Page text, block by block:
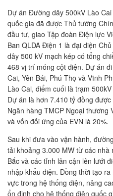
Dự án Đường dây 500kV Lào
quốc gia đã được Thủ tướng
đầu tư, giao Tập đoàn Điện lực
Ban QLDA Điện 1 là đại diện
dây 500 kV mạch kép có tổng
468 vị trí móng cột điện. Dự án
Cai, Yên Bái, Phú Thọ và Vĩnh
Lào Cai, điểm cuối là trạm
Dự án là hơn 7.410 tỷ đồng
Ngân hàng TMCP Ngoại thương
và vốn đối ứng của EVN là 20%.
Sau khi đưa vào vận hành,
tải khoảng 3.000 MW từ các
Bắc và các tỉnh lân cận lên lưới
nhập khẩu điện. Đồng thời tạo
vực trong hệ thống điện, nâng
ổn định cho hệ thống điện quốc